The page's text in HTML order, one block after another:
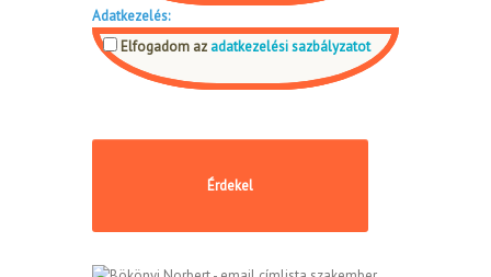
Adatkezelés:
Elfogadom az adatkezelési sazbályzatot